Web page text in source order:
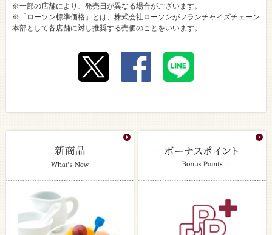
※一部の店舗により、発売日が異なる場合がございます。
※「ローソン標準価格」とは、株式会社ローソンがフランチャイズチェーン
本部として各店舗に対し推奨する売価のことをいいます。